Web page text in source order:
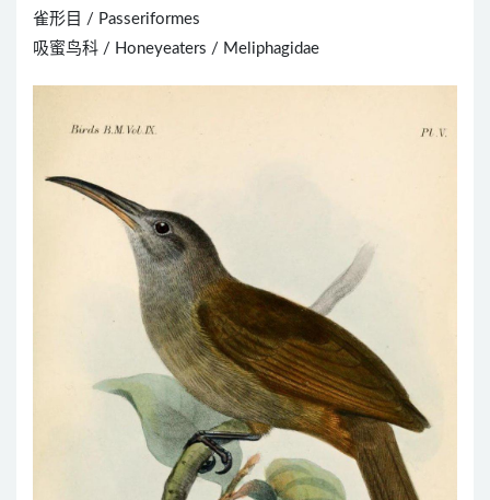
雀形目 / Passeriformes
吸蜜鸟科 / Honeyeaters / Meliphagidae